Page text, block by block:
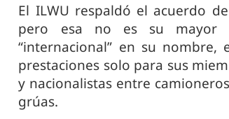
El ILWU respaldó el acuerdo
pero esa no es su mayor
“internacional” en su
prestaciones solo para sus
y nacionalistas entre
grúas.